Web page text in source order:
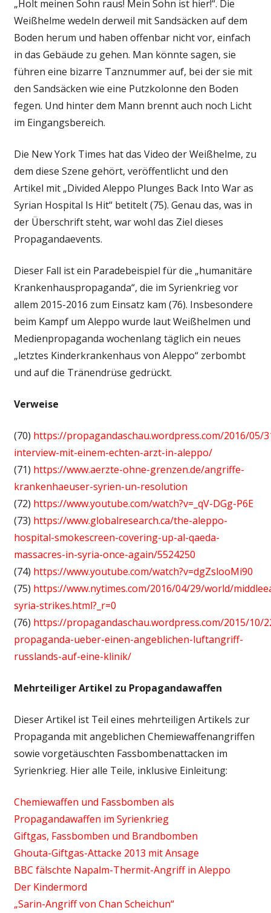
„Holt meinen Sohn raus! Mein Sohn ist hier!“. Die
Weißhelme wedeln derweil mit Sandsäcken auf dem
Boden herum und haben offenbar nicht vor, einfach
in das Gebäude zu gehen. Man könnte sagen, sie
führen eine bizarre Tanznummer auf, bei der sie mit
den Sandsäcken wie eine Putzkolonne den Boden
fegen. Und hinter dem Mann brennt auch noch Licht
im Eingangsbereich.
Die New York Times hat das Video der Weißhelme, zu
dem diese Szene gehört, veröffentlicht und den
Artikel mit „Divided Aleppo Plunges Back Into War as
Syrian Hospital Is Hit“ betitelt (75). Genau das, was in
der Überschrift steht, war wohl das Ziel dieses
Propagandaevents.
Dieser Fall ist ein Paradebeispiel für die „humanitäre
Krankenhauspropaganda“, die im Syrienkrieg vor
allem 2015-2016 zum Einsatz kam (76). Insbesondere
beim Kampf um Aleppo wurde laut Weißhelmen und
Medienpropaganda wochenlang täglich ein neues
„letztes Kinderkrankenhaus von Aleppo“ zerbombt
und auf die Tränendrüse gedrückt.
Verweise
(70) https://propagandaschau.wordpress.com/2016/05/
interview-mit-einem-echten-arzt-in-aleppo/
(71) https://www.aerzte-ohne-grenzen.de/angriffe-
krankenhaeuser-syrien-un-resolution
(72) https://www.youtube.com/watch?v=_qV-DGg-P6E
(73) https://www.globalresearch.ca/the-aleppo-
hospital-smokescreen-covering-up-al-qaeda-
massacres-in-syria-once-again/5524250
(74) https://www.youtube.com/watch?v=dgZslooMi90
(75) https://www.nytimes.com/2016/04/29/world/
syria-strikes.html?_r=0
(76) https://propagandaschau.wordpress.com/2015/10/
propaganda-ueber-einen-angeblichen-luftangriff-
russlands-auf-eine-klinik/
Mehrteiliger Artikel zu Propagandawaffen
Dieser Artikel ist Teil eines mehrteiligen Artikels zur
Propaganda mit angeblichen Chemiewaffenangriffen
sowie vorgetäuschten Fassbombenattacken im
Syrienkrieg. Hier alle Teile, inklusive Einleitung:
Chemiewaffen und Fassbomben als
Propagandawaffen im Syrienkrieg
Giftgas, Fassbomben und Brandbomben
Ghouta-Giftgas-Attacke 2013 mit Ansage
BBC fälschte Napalm-Thermit-Angriff in Aleppo
Der Kindermord
„Sarin-Angriff von Chan Scheichun“